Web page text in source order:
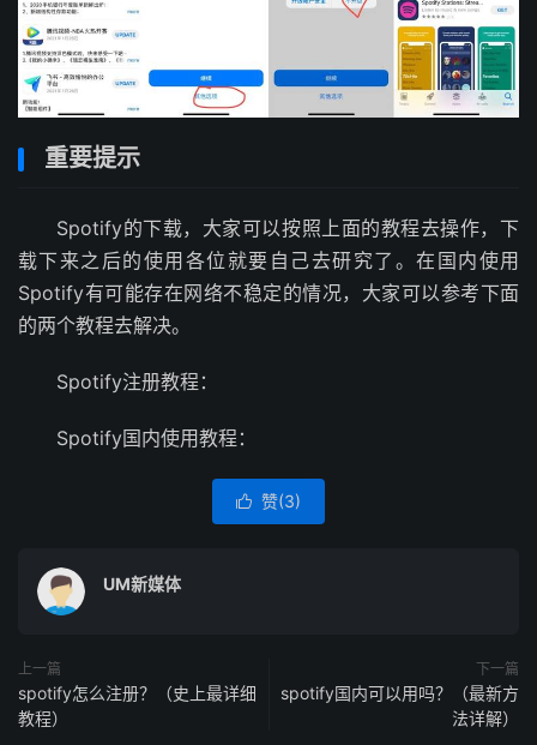
重要提示
Spotify的下载，大家可以按照上面的教程去操作，下
载下来之后的使用各位就要自己去研究了。在国内使用
Spotify有可能存在网络不稳定的情况，大家可以参考下面
的两个教程去解决。
Spotify注册教程：
Spotify国内使用教程：
 赞(3)
UM新媒体
上一篇
spotify怎么注册？（史上最详细
教程）
下一篇
spotify国内可以用吗？（最新方
法详解）